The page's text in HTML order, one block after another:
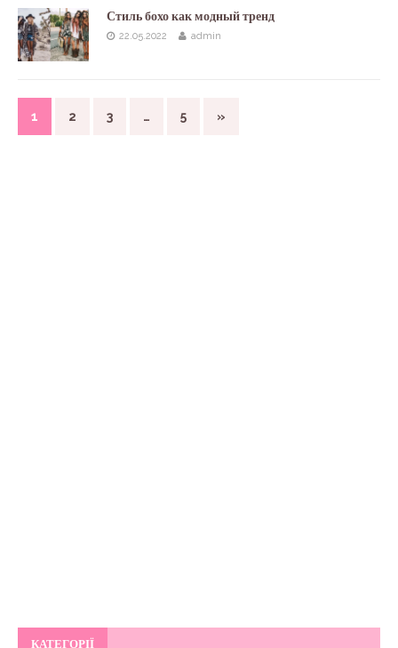
Стиль бохо как модный тренд
22.05.2022 admin
1 2 3 … 5 »
КАТЕГОРІЇ